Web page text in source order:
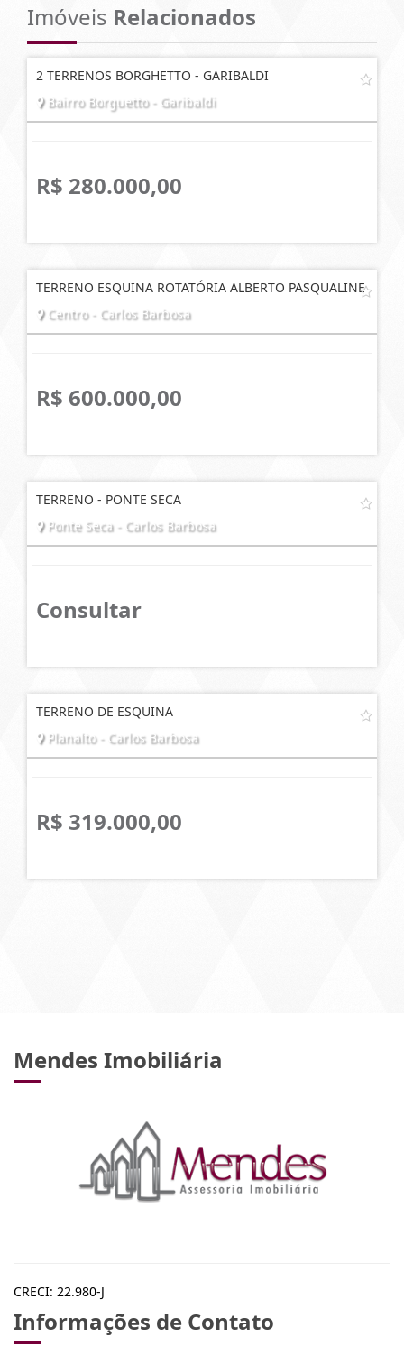
Imóveis Relacionados
2 TERRENOS BORGHETTO - GARIBALDI
Bairro Borguetto - Garibaldi
R$ 280.000,00
TERRENO ESQUINA ROTATÓRIA ALBERTO PASQUALINE
Centro - Carlos Barbosa
R$ 600.000,00
TERRENO - PONTE SECA
Ponte Seca - Carlos Barbosa
Consultar
TERRENO DE ESQUINA
Planalto - Carlos Barbosa
R$ 319.000,00
Mendes Imobiliária
CRECI: 22.980-J
Informações de Contato